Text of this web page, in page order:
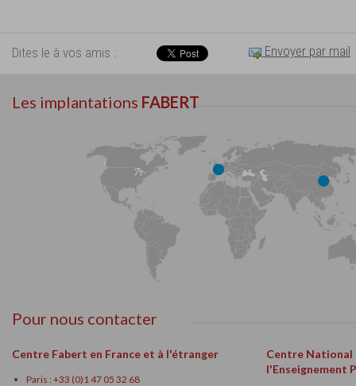
Dites le à vos amis : Envoyer par mail
Les implantations FABERT
Pour nous contacter
Centre Fabert en France et à l'étranger
Paris : +33 (0)1 47 05 32 68
Centre National
l'Enseignement